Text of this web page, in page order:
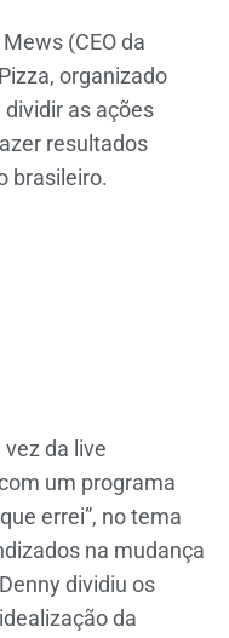
(CEO da
, organizado
dividir as ações
resultados
brasileiro.
da live
um programa
errei”, no tema
na mudança
dividiu os
da